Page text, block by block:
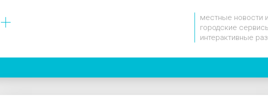
+
местные новости
городские
интерактивные